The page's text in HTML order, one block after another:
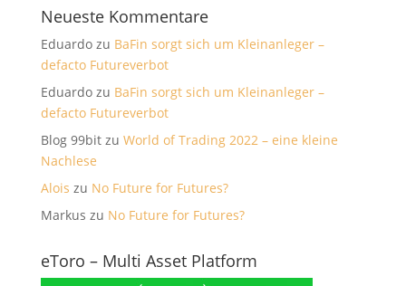
Neueste Kommentare
Eduardozu BaFin sorgt sich um Kleinanleger –
defacto Futureverbot
Eduardozu BaFin sorgt sich um Kleinanleger –
defacto Futureverbot
Blog 99bitzu World of Trading 2022 – eine kleine
Nachlese
Alois zu No Future for Futures?
Markus zu No Future for Futures?
eToro – Multi Asset Platform